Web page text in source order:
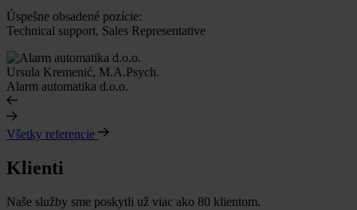
Úspešne obsadené pozície:
Technical support, Sales Representative
Ursula Kremenić, M.A.Psych.
Alarm automatika d.o.o.
Všetky referencie
Klienti
Naše služby sme poskytli už viac ako 80 klientom.